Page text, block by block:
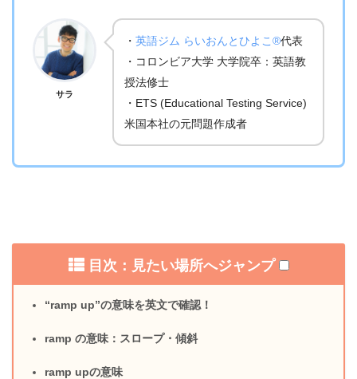
サラ
・ 英語ジム らいおんとひよこ®代表
・コロンビア大学 大学院卒：英語教
授法修士
・ETS (Educational Testing Service)
米国本社の元問題作成者
目次：見たい場所へジャンプ
“ramp up”の意味を英文で確認！
ramp の意味：スロープ・傾斜
ramp upの意味